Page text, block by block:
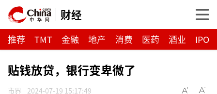
财经
推荐 TMT 金融 地产 消费 医药 酒业 IPO
贴钱放贷，银行变卑微了
市界 2024-07-19 15:17:49